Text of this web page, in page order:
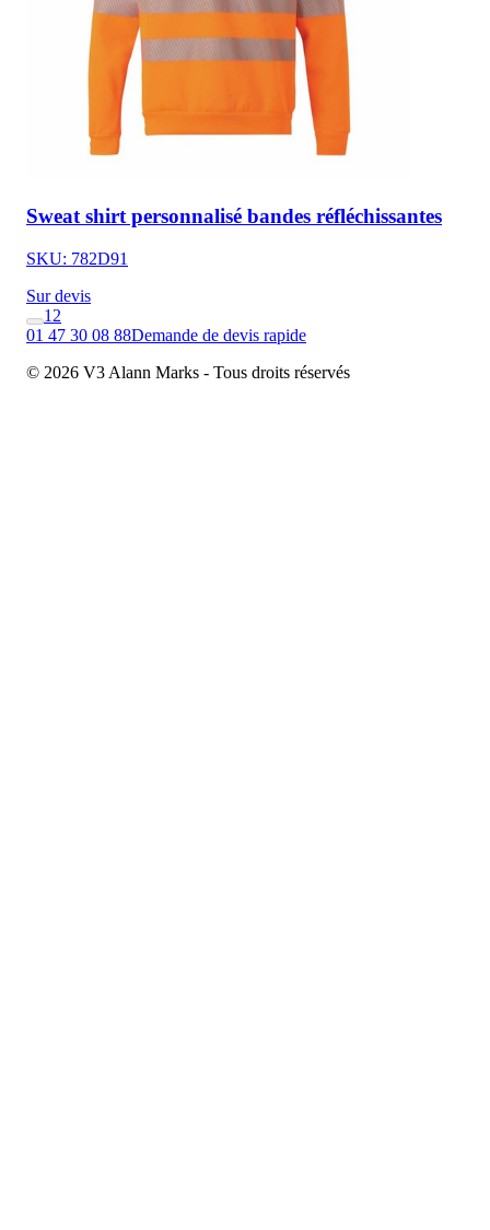
Sweat shirt personnalisé bandes réfléchissantes
SKU: 782D91
Sur devis
1 2
01 47 30 08 88Demande de devis rapide
© 2026 V3 Alann Marks - Tous droits réservés